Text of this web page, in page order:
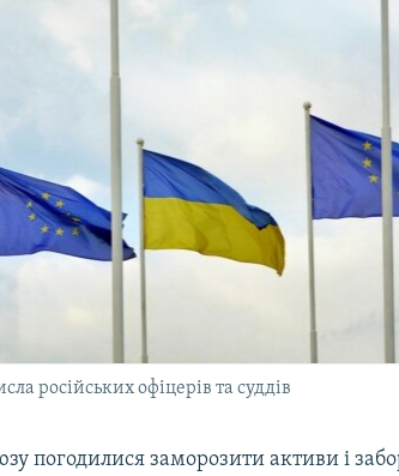
російських офіцерів та суддів
погодилися заморозити активи і